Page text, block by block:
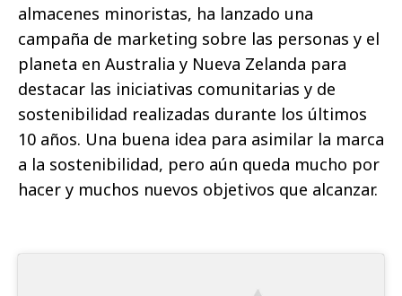
almacenes minoristas, ha lanzado una
campaña de marketing sobre las personas y el
planeta en Australia y Nueva Zelanda para
destacar las iniciativas comunitarias y de
sostenibilidad realizadas durante los últimos
10 años. Una buena idea para asimilar la marca
a la sostenibilidad, pero aún queda mucho por
hacer y muchos nuevos objetivos que alcanzar.